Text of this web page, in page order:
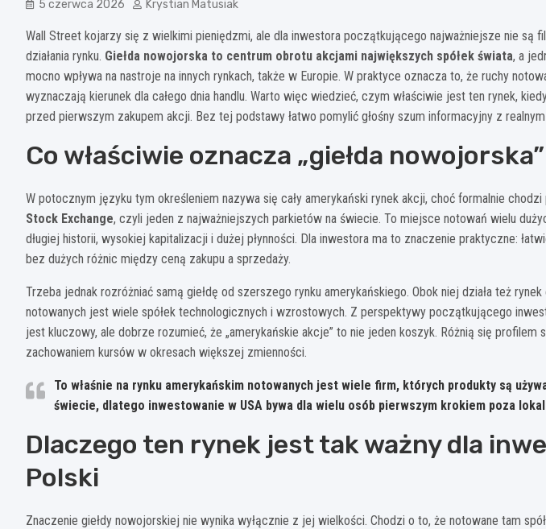
5 czerwca 2026 Krystian Matusiak
Wall Street kojarzy się z wielkimi pieniędzmi, ale dla inwestora początkującego najważniejsze nie są
działania rynku. Giełda nowojorska to centrum obrotu akcjami największych spółek świata, a
mocno wpływa na nastroje na innych rynkach, także w Europie. W praktyce oznacza to, że ruchy
wyznaczają kierunek dla całego dnia handlu. Warto więc wiedzieć, czym właściwie jest ten rynek,
przed pierwszym zakupem akcji. Bez tej podstawy łatwo pomylić głośny szum informacyjny z
Co właściwie oznacza „giełda nowojorska”
W potocznym języku tym określeniem nazywa się cały amerykański rynek akcji, choć formalnie
Stock Exchange, czyli jeden z najważniejszych parkietów na świecie. To miejsce notowań wielu
długiej historii, wysokiej kapitalizacji i dużej płynności. Dla inwestora ma to znaczenie praktyczne:
bez dużych różnic między ceną zakupu a sprzedaży.
Trzeba jednak rozróżniać samą giełdę od szerszego rynku amerykańskiego. Obok niej działa też
notowanych jest wiele spółek technologicznych i wzrostowych. Z perspektywy początkującego
jest kluczowy, ale dobrze rozumieć, że „amerykańskie akcje” to nie jeden koszyk. Różnią się profilem
zachowaniem kursów w okresach większej zmienności.
To właśnie na rynku amerykańskim notowanych jest wiele firm, których produkty są
świecie, dlatego inwestowanie w USA bywa dla wielu osób pierwszym krokiem poza
Dlaczego ten rynek jest tak ważny dla
Polski
Znaczenie giełdy nowojorskiej nie wynika wyłącznie z jej wielkości. Chodzi o to, że notowane tam